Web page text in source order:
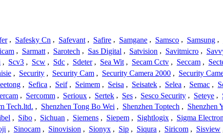
, Safesky Cn , Safevant , Safire , Samgane , Samsco , Samsung ,
, Sarmatt , Sarotech , Sas Digital , Satvision , Savitmicro ,
, Scv3 , Scw , Sdc , Sdeter , Sea Wit , Secam Cctv , Seccam ,
, Security , Security Cam , Security Camera 2000 , Security
, Sefica , Seif , Seimem , Seisa , Seisatek , Selea , Semac ,
, Sercomm , Serioux , Sertek , Ses , Sesco Security , Seteye ,
Tech.ltd. , Shenzhen Tong Bo Wei , Shenzhen Toptech , Shenzhen
, Sibo , Sichuan , Siemens , Siepem , Sightlogix , Sigma
, Sinocam , Sinovision , Sionyx , Sip , Siqura , Siricom , Sisview